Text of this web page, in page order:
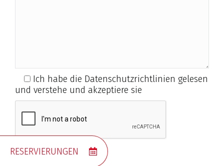
Ich habe die Datenschutzrichtlinien gelesen
und verstehe und akzeptiere sie
RESERVIERUNGEN